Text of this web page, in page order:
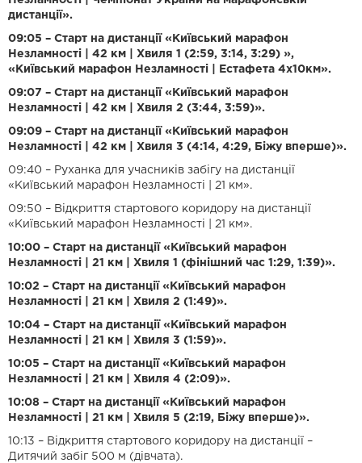
дистанції».
09:05 – Старт на дистанції «Київський марафон
Незламності | 42 км | Хвиля 1 (2:59, 3:14, 3:29) »,
«Київський марафон Незламності | Естафета 4х10км».
09:07 – Старт на дистанції «Київський марафон
Незламності | 42 км | Хвиля 2 (3:44, 3:59)».
09:09 – Старт на дистанції «Київський марафон
Незламності | 42 км | Хвиля 3 (4:14, 4:29, Біжу вперше)».
09:40 – Руханка для учасників забігу на дистанції
«Київський марафон Незламності | 21 км».
09:50 – Відкриття стартового коридору на дистанції
«Київський марафон Незламності | 21 км».
10:00 – Старт на дистанції «Київський марафон
Незламності | 21 км | Хвиля 1 (фінішний час 1:29, 1:39)».
10:02 – Старт на дистанції «Київський марафон
Незламності | 21 км | Хвиля 2 (1:49)».
10:04 – Старт на дистанції «Київський марафон
Незламності | 21 км | Хвиля 3 (1:59)».
10:05 – Старт на дистанції «Київський марафон
Незламності | 21 км | Хвиля 4 (2:09)».
10:08 – Старт на дистанції «Київський марафон
Незламності | 21 км | Хвиля 5 (2:19, Біжу вперше)».
10:13 – Відкриття стартового коридору на дистанції –
Дитячий забіг 500 м (дівчата).